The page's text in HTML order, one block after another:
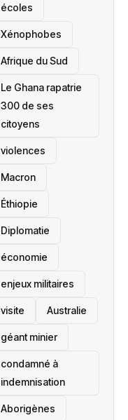
écoles
‎Xénophobes
Afrique du Sud
Le Ghana rapatrie
300 de ses
citoyens
violences
Macron
Éthiopie
Diplomatie
économie
enjeux militaires
visite ‎Australie
géant minier
condamné à
indemnisation
Aborigènes